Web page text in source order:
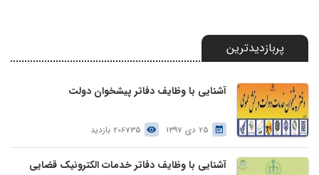
پربازدیدترین
آشنایی با وظایف دفاتر پیشخوان دولت
25 دی 1397 206735 بازدید
آشنایی با وظایف دفاتر خدمات الکترونیک قضایی